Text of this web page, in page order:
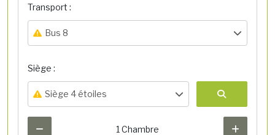
Transport :
Bus 8
Siège :
Siège 4 étoiles
1 Chambre